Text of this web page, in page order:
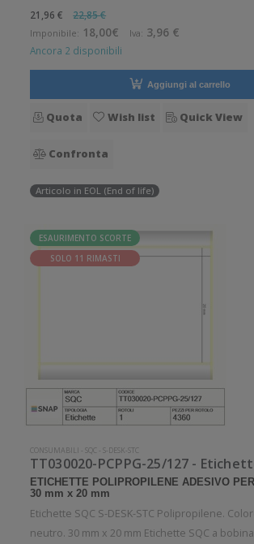
bobina. Etichette in polipropilene con adesivo
Diametro interno: 25 mm. Diametro esterno: 127
Supporto di sta
21,96 € 22,85 €
Imponibile: 18,00€ Iva: 3,96 €
Ancora 2 disponibili
Aggiungi al carrello
Quota Wish list Quick View
Confronta
Articolo in EOL (End of life)
ESAURIMENTO SCORTE
SOLO 11 RIMASTI
CONSUMABILI -SQC -S-DESK-STC
ETICHETTE POLIPROPILENE ADESIVO
30 mm x 20 mm
Etichette SQC S-DESK-STC Polipropilene.
neutro. 30 mm x 20 mm Etichette SQC a